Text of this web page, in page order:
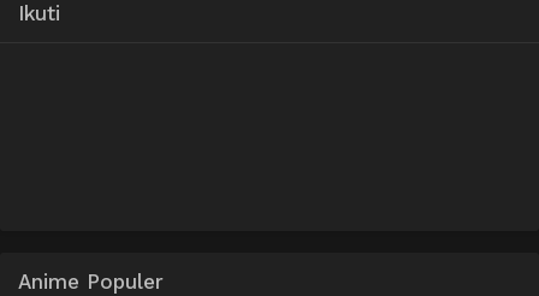
Ikuti
Anime Populer